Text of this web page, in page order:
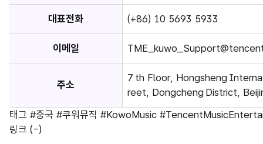
대표전화 (+86) 10 5693 5933
이메일
주소
7 th Floor, Hongsheng
reet, Dongcheng District,
태그 #중국 #쿠워뮤직 #KowoMusic
링크 (-)